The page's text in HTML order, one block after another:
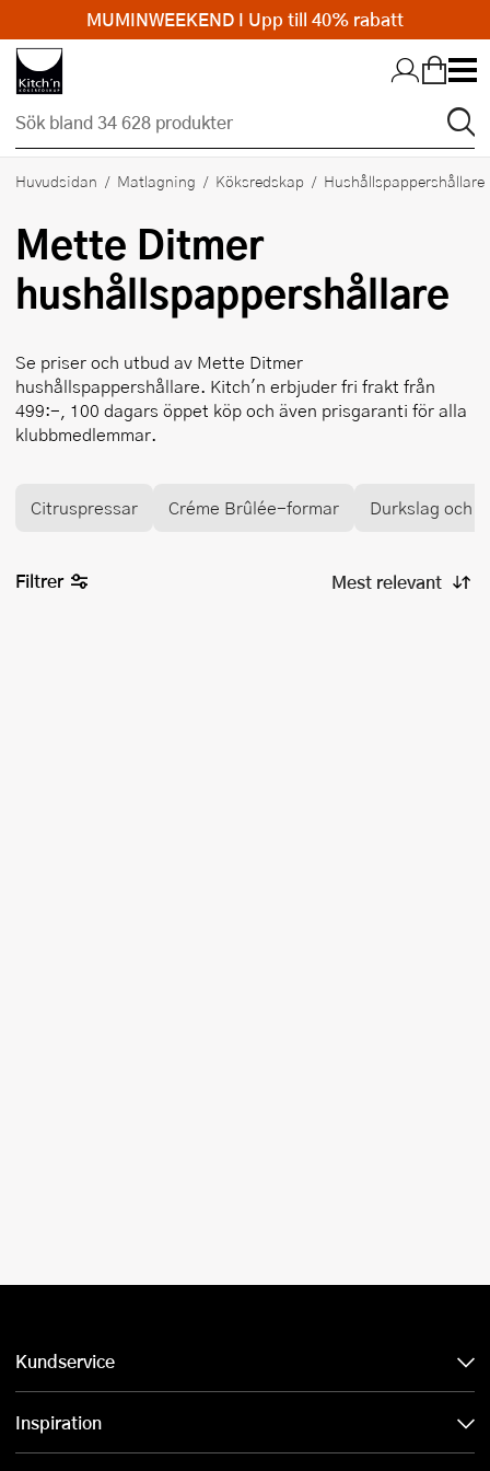
Hopp till huvudinnehållet
Huvudsidan Matlagning Köksredskap Hushållspappershållare
Mette Ditmer
hushållspappershållare
Se priser och utbud av Mette Ditmer
hushållspappershållare. Kitch'n erbjuder fri frakt från
499:-, 100 dagars öppet köp och även prisgaranti för alla
klubbmedlemmar.
Citruspressar Créme Brûlée-formar Durkslag och
Filtrer
Kundservice
Inspiration
MUMINWEEKEND I Upp till 40% rabatt